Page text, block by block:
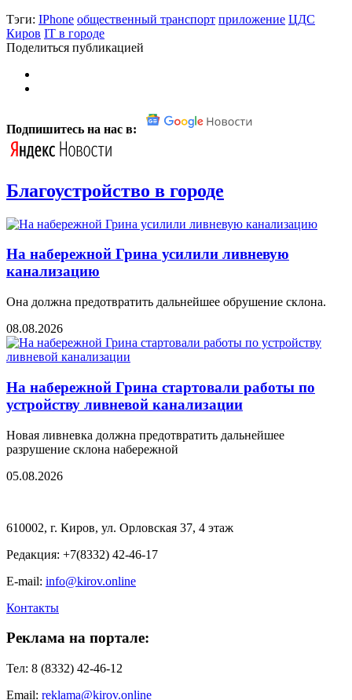
Тэги: IPhone общественный транспорт приложение ЦДС
Киров IT в городе
Поделиться публикацией
Подпишитесь на нас в:
Благоустройство в городе
На набережной Грина усилили ливневую
канализацию
Она должна предотвратить дальнейшее обрушение склона.
08.08.2026
На набережной Грина стартовали работы по
устройству ливневой канализации
Новая ливневка должна предотвратить дальнейшее
разрушение склона набережной
05.08.2026
610002, г. Киров, ул. Орловская 37, 4 этаж
Редакция: +7(8332) 42-46-17
E-mail: info@kirov.online
Контакты
Реклама на портале:
Тел: 8 (8332) 42-46-12
Email: reklama@kirov.online